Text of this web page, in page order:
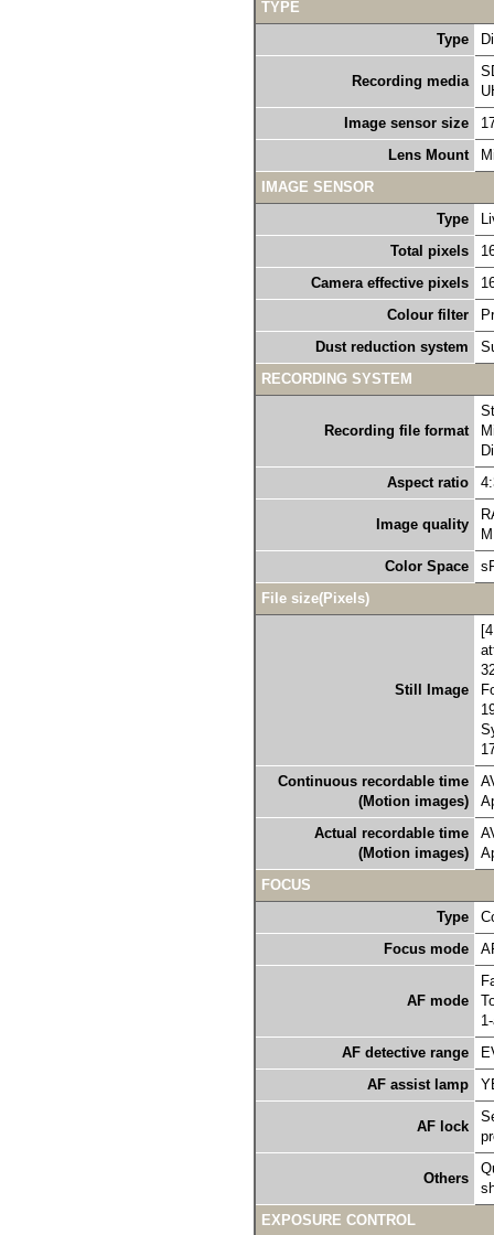
TYPE
Type
Recording media
Image sensor size
Lens Mount
IMAGE SENSOR
Type
Total pixels
Camera effective pixels
Colour filter
Dust reduction system
RECORDING SYSTEM
Recording file format
Aspect ratio
Image quality
Color Space
File size(Pixels)
Still Image
Continuous recordable time
(Motion images)
Actual recordable time
(Motion images)
FOCUS
Type
Focus mode
AF mode
AF detective range
AF assist lamp
AF lock
Others
EXPOSURE CONTROL